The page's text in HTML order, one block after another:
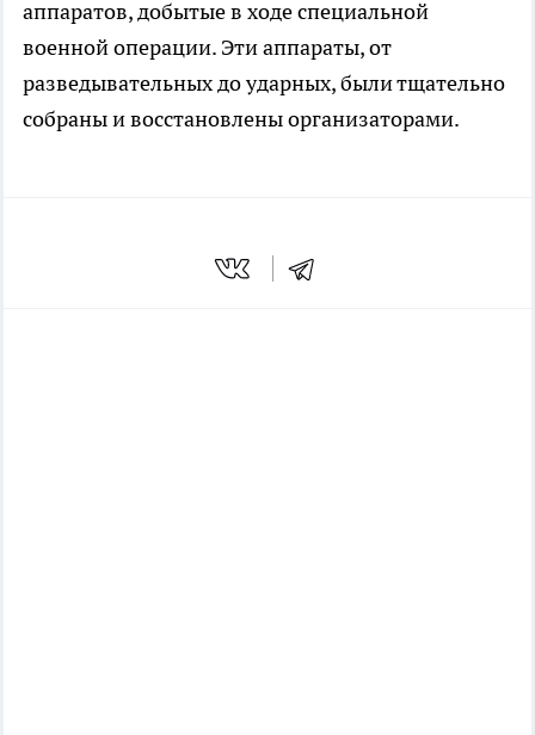
аппаратов, добытые в ходе специальной
военной операции. Эти аппараты, от
разведывательных до ударных, были тщательно
собраны и восстановлены организаторами.